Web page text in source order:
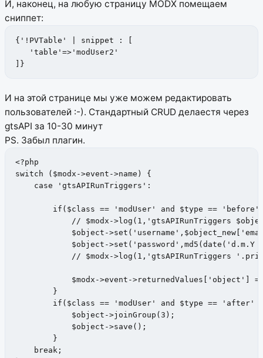
И, наконец, на любую страницу MODX помещаем
сниппет:
{'!PVTable' | snippet : [
   'table'=>'modUser2'
]}
И на этой странице мы уже можем редактировать
пользователей :-). Стандартный CRUD делаестя через
gtsAPI за 10-30 минут
PS. Забыл плагин.
<?php
switch ($modx->event->name) {
    case 'gtsAPIRunTriggers':
if($class == 'modUser' and $type ==
// $modx->log(1,'gtsAPIRunTriggers
$object-
$object->set('password',md5(date('d.m.Y
// $modx->log(1,'gtsAPIRunTriggers
$modx->event->returnedValues['object'] =
        }
if($class == 'modUser' and $type == 'after'
            $object->joinGroup(3);
            $object->save();
        }
    break;